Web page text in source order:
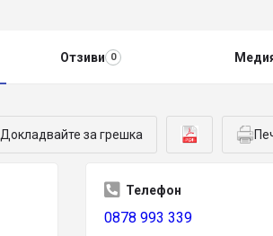
Отзиви 0
Докладвайте за грешка
Телефон
0878 993 339